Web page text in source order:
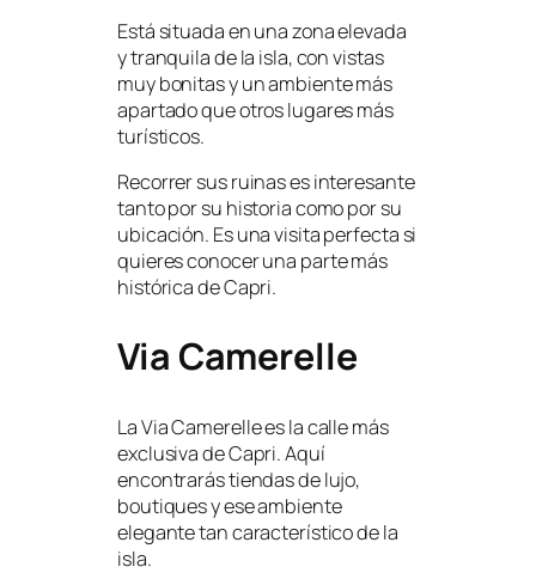
Está situada en una zona elevada
y tranquila de la isla, con vistas
muy bonitas y un ambiente más
apartado que otros lugares más
turísticos.
Recorrer sus ruinas es interesante
tanto por su historia como por su
ubicación. Es una visita perfecta si
quieres conocer una parte más
histórica de Capri.
Via Camerelle
La Via Camerelle es la calle más
exclusiva de Capri. Aquí
encontrarás tiendas de lujo,
boutiques y ese ambiente
elegante tan característico de la
isla.